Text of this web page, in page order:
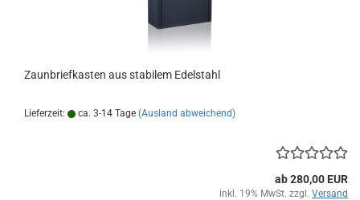
Zaunbriefkasten aus stabilem Edelstahl
Lieferzeit: ca. 3-14 Tage (Ausland abweichend)
ab 280,00 EUR
inkl. 19% MwSt. zzgl. Versand